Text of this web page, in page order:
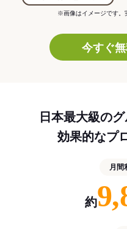
※画像はイメージです。
今すぐ
日本最大級の
効果的なプ
月間
約